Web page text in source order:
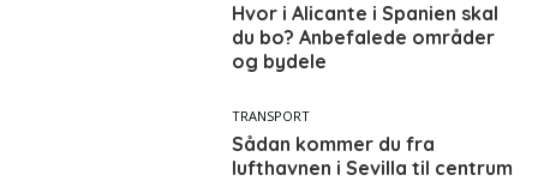
Hvor i Alicante i Spanien skal
du bo? Anbefalede områder
og bydele
TRANSPORT
Sådan kommer du fra
lufthavnen i Sevilla til centrum